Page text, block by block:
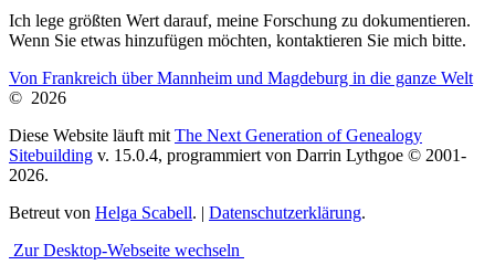
Ich lege größten Wert darauf, meine Forschung zu dokumentieren.
Wenn Sie etwas hinzufügen möchten, kontaktieren Sie mich bitte.
Von Frankreich über Mannheim und Magdeburg in die ganze Welt
© 2026
Diese Website läuft mitThe Next Generation of Genealogy
Sitebuilding v. 15.0.4, programmiert von Darrin Lythgoe © 2001-
2026.
Betreut von Helga Scabell. | Datenschutzerklärung.
Zur Desktop-Webseite wechseln